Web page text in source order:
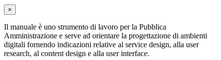
×
Il manuale è uno strumento di lavoro per la Pubblica
Amministrazione e serve ad orientare la progettazione di ambienti
digitali fornendo indicazioni relative al service design, alla user
research, al content design e alla user interface.